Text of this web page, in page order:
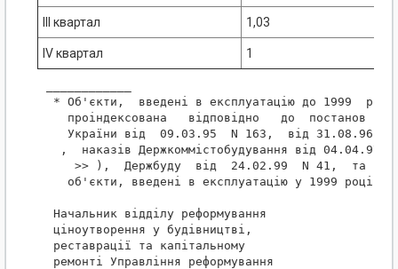
III квартал 1,03
IV квартал 1
* Об'єкти,  введені в експлуатацію до 1999
проіндексована   відповідно   до  постанов
України від  09.03.95  N 163,  від 31.08.96 N
,  наказів Держкоммістобудування від 04.04.97 N
    >> ),  Держбуду  від  24.02.99  N 41,  та
   об'єкти, введені в експлуатацію у 1999 році.
Начальник відділу реформування
ціноутворення у будівництві,
реставрації та капітальному
ремонті Управління реформування